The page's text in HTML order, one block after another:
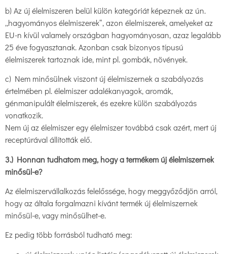
b) Az új élelmiszeren belül külön kategóriát képeznek az ún.
„hagyományos élelmiszerek“, azon élelmiszerek, amelyeket az
EU-n kívül valamely országban hagyományosan, azaz legalább
25 éve fogyasztanak. Azonban csak bizonyos típusú
élelmiszerek tartoznak ide, mint pl. gombák, növények.
c) Nem minősülnek viszont új élelmiszernek a szabályozás
értelmében pl. élelmiszer adalékanyagok, aromák,
génmanipulált élelmiszerek, és ezekre külön szabályozás
vonatkozik.
Nem új az élelmiszer egy élelmiszer továbbá csak azért, mert új
receptúrával állították elő.
3.) Honnan tudhatom meg, hogy a termékem új élelmiszernek
minősül-e?
Az élelmiszervállalkozás felelőssége, hogy meggyőződjön arról,
hogy az általa forgalmazni kívánt termék új élelmiszernek
minősül-e, vagy minősülhet-e.
Ez pedig több forrásból tudható meg: